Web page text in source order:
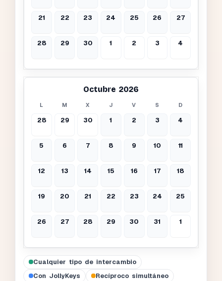
21 22 23 24 25 26 27
28 29 30 1 2 3 4
Octubre 2026
L M X J V S D
28 29 30 1 2 3 4
5 6 7 8 9 10 11
12 13 14 15 16 17 18
19 20 21 22 23 24 25
26 27 28 29 30 31 1
Cualquier tipo de intercambio
Con JollyKeys
Recíproco simultáneo